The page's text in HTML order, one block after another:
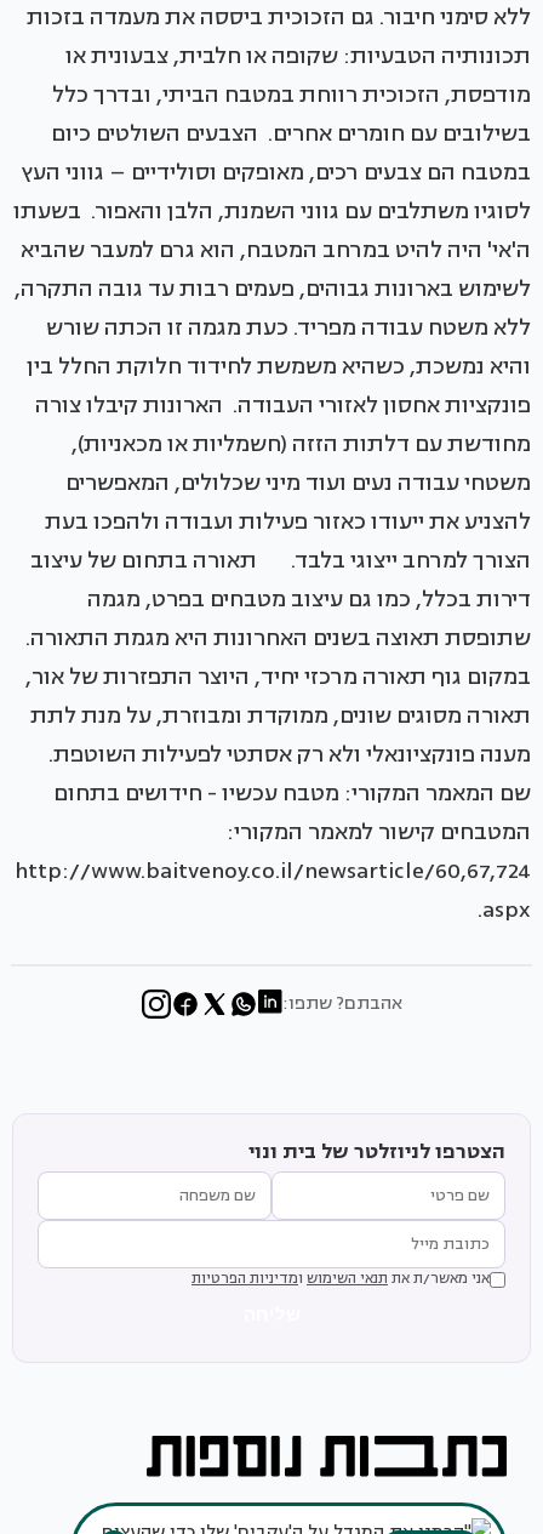
ללא סימני חיבור. גם הזכוכית ביססה את מעמדה בזכות
תכונותיה הטבעיות: שקופה או חלבית, צבעונית או
מודפסת, הזכוכית רווחת במטבח הביתי, ובדרך כלל
בשילובים עם חומרים אחרים. הצבעים השולטים כיום
במטבח הם צבעים רכים, מאופקים וסולידיים – גווני העץ
לסוגיו משתלבים עם גווני השמנת, הלבן והאפור. בשעתו
ה'אי' היה להיט במרחב המטבח, הוא גרם למעבר שהביא
לשימוש בארונות גבוהים, פעמים רבות עד גובה התקרה,
ללא משטח עבודה מפריד. כעת מגמה זו הכתה שורש
והיא נמשכת, כשהיא משמשת לחידוד חלוקת החלל בין
פונקציות אחסון לאזורי העבודה. הארונות קיבלו צורה
מחודשת עם דלתות הזזה (חשמליות או מכאניות),
משטחי עבודה נעים ועוד מיני שכלולים, המאפשרים
להצניע את ייעודו כאזור פעילות ועבודה ולהפכו בעת
הצורך למרחב ייצוגי בלבד. תאורה בתחום של עיצוב
דירות בכלל, כמו גם עיצוב מטבחים בפרט, מגמה
שתופסת תאוצה בשנים האחרונות היא מגמת התאורה.
במקום גוף תאורה מרכזי יחיד, היוצר התפזרות של אור,
תאורה מסוגים שונים, ממוקדת ומבוזרת, על מנת לתת
מענה פונקציונאלי ולא רק אסתטי לפעילות השוטפת.
שם המאמר המקורי: מטבח עכשיו - חידושים בתחום
המטבחים קישור למאמר המקורי:
http://www.baitvenoy.co.il/newsarticle/60,67,724
.aspx
אהבתם? שתפו:
הצטרפו לניוזלטר של בית ונוי
אני מאשר/ת את תנאי השימוש ומדיניות הפרטיות